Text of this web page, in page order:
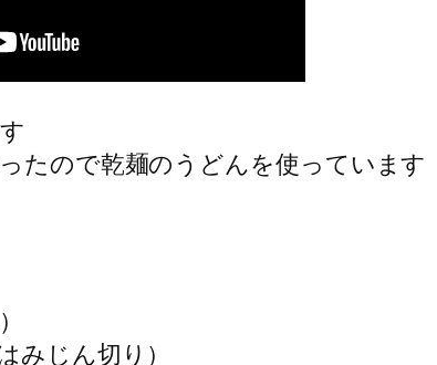
たので乾麺のうどんを使っています
みじん切り）